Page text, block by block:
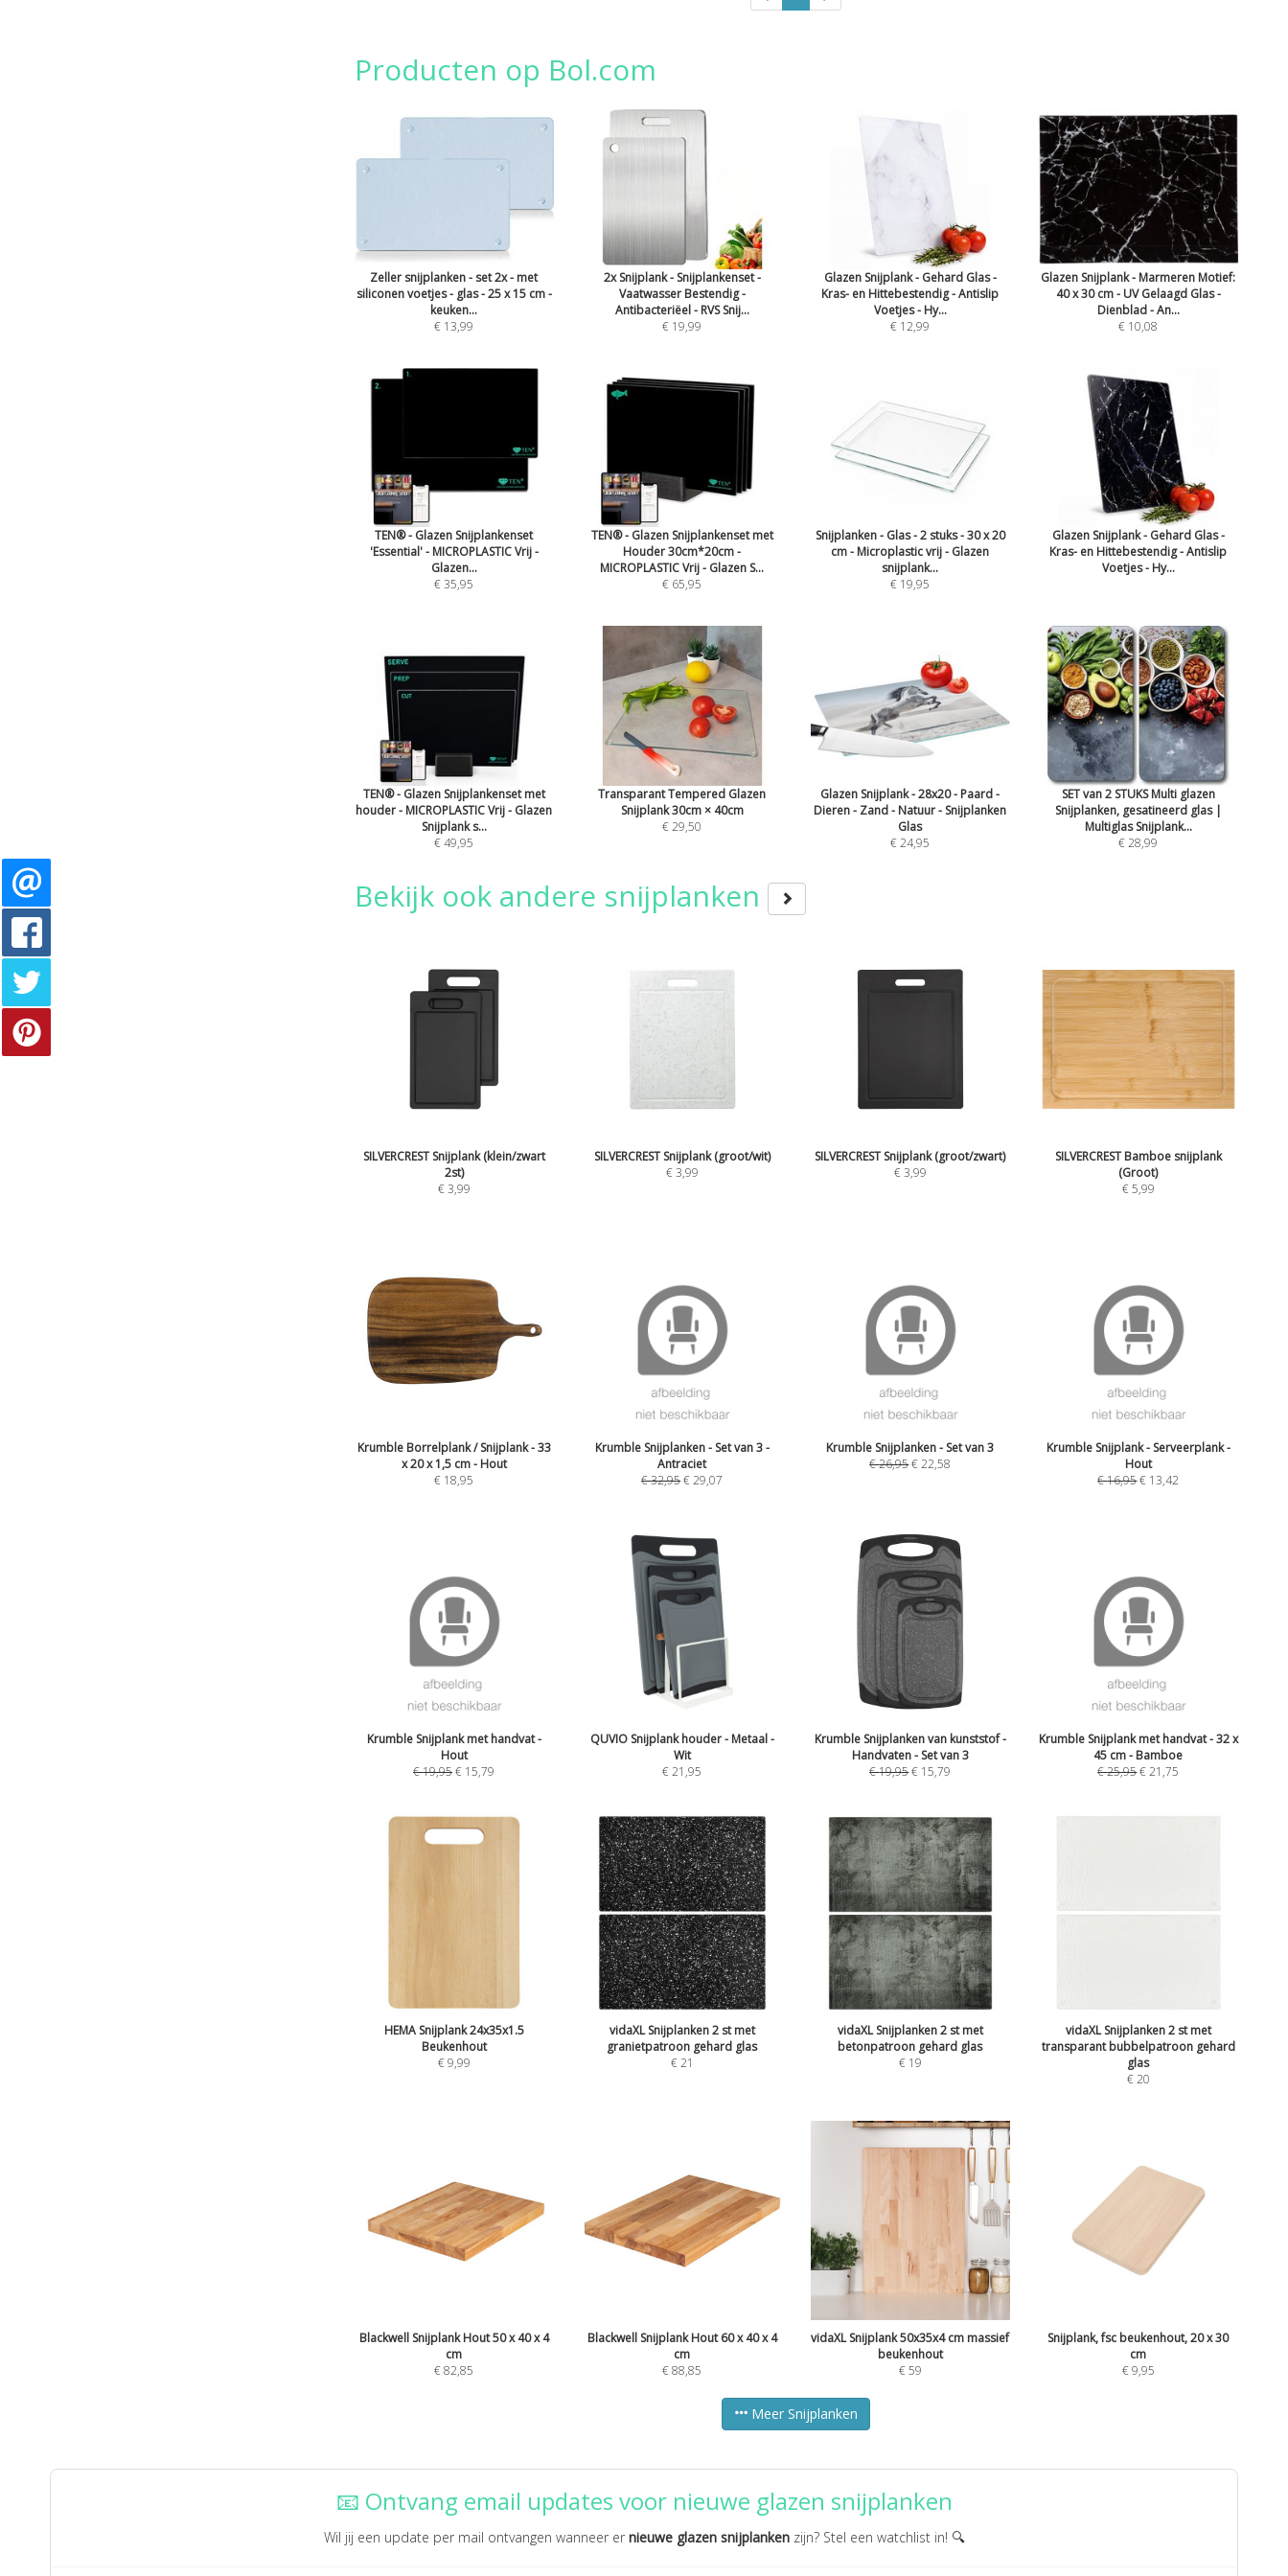
Producten op Bol.com
Zeller snijplanken - set 2x - met
siliconen voetjes - glas - 25 x 15 cm -
keuken...
€ 13,99
2x Snijplank - Snijplankenset -
Vaatwasser Bestendig -
Antibacteriëel - RVS Snij...
€ 19,99
Glazen Snijplank - Gehard Glas -
Kras- en Hittebestendig - Antislip
Voetjes - Hy...
€ 12,99
Glazen Snijplank - Marmeren Motief:
40 x 30 cm - UV Gelaagd Glas -
Dienblad - An...
€ 10,08
TEN® - Glazen Snijplankenset
'Essential' - MICROPLASTIC Vrij -
Glazen...
€ 35,95
TEN® - Glazen Snijplankenset met
Houder 30cm*20cm -
MICROPLASTIC Vrij - Glazen S...
€ 65,95
Snijplanken - Glas - 2 stuks - 30 x 20
cm - Microplastic vrij - Glazen
snijplank...
€ 19,95
Glazen Snijplank - Gehard Glas -
Kras- en Hittebestendig - Antislip
Voetjes - Hy...
TEN® - Glazen Snijplankenset met
houder - MICROPLASTIC Vrij - Glazen
Snijplank s...
€ 49,95
Transparant Tempered Glazen
Snijplank 30cm × 40cm
€ 29,50
Glazen Snijplank - 28x20 - Paard -
Dieren - Zand - Natuur - Snijplanken
Glas
€ 24,95
SET van 2 STUKS Multi glazen
Snijplanken, gesatineerd glas |
Multiglas Snijplank...
€ 28,99
Bekijk ook andere snijplanken
SILVERCREST Snijplank (klein/zwart
2st)
€3,99
SILVERCREST Snijplank (groot/wit)
€3,99
SILVERCREST Snijplank (groot/zwart)
€3,99
SILVERCREST Bamboe snijplank
(Groot)
€5,99
Krumble Borrelplank / Snijplank - 33
x 20 x 1,5 cm - Hout
€ 18,95
Krumble Snijplanken - Set van 3 -
Antraciet
€32,95€29,07
Krumble Snijplanken - Set van 3
€26,95€22,58
Krumble Snijplank - Serveerplank -
Hout
€16,95€ 13,42
Krumble Snijplank met handvat -
Hout
€19,95€ 15,79
QUVIO Snijplank houder - Metaal -
Wit
€21,95
Krumble Snijplanken van kunststof -
Handvaten - Set van 3
€19,95€ 15,79
Krumble Snijplank met handvat - 32 x
45 cm - Bamboe
€25,95€21,75
HEMA Snijplank 24x35x1.5
Beukenhout
€9,99
vidaXL Snijplanken 2 st met
granietpatroon gehard glas
€21
vidaXL Snijplanken 2 st met
betonpatroon gehard glas
€ 19
vidaXL Snijplanken 2 st met
transparant bubbelpatroon gehard
glas
€20
Blackwell Snijplank Hout 50 x 40 x 4
cm
€82,85
Blackwell Snijplank Hout 60 x 40 x 4
cm
€88,85
vidaXL Snijplank 50x35x4 cm massief
beukenhout
€59
Snijplank, fsc beukenhout, 20 x 30
cm
€9,95
Meer Snijplanken
📧 Ontvang email updates voor nieuwe glazen snijplanken
Wil jij een update per mail ontvangen wanneer er nieuwe glazen snijplankenzijn? Stel een watchlist in! 🔍